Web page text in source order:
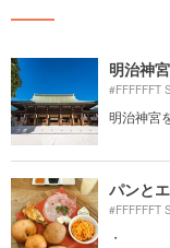
明治神宮
#FFFFFFT
明治神宮
パンと
#FFFFFFT
・